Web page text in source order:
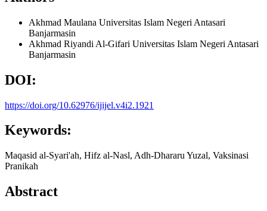
Akhmad Maulana Universitas Islam Negeri Antasari
Banjarmasin
Akhmad Riyandi Al-Gifari Universitas Islam Negeri Antasari
Banjarmasin
DOI:
https://doi.org/10.62976/ijijel.v4i2.1921
Keywords:
Maqasid al-Syari'ah, Hifz al-Nasl, Adh-Dhararu Yuzal, Vaksinasi
Pranikah
Abstract